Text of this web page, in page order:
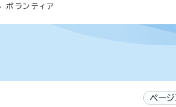
ボランティア
ペー